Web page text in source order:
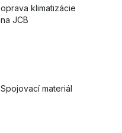
oprava klimatizácie
na JCB
Spojovací materiál